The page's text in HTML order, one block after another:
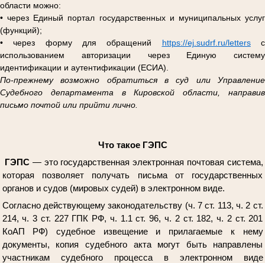
области можно:
• через Единый портал государственных и муниципальных услуг
(функций);
• через форму для обращений https://ej.sudrf.ru/lettersс
использованием авторизации через Единую систему
идентификации и аутентификации (ЕСИА).
По-прежнему возможно обратиться в суд или Управление
Судебного департамента в Кировской области, направив
письмо почтой или прийти лично.
Что такое ГЭПС
ГЭПС — это государственная электронная почтовая система,
которая позволяет получать письма от государственных
органов и судов (мировых судей) в электронном виде.
Согласно действующему законодательству (ч. 7 ст. 113, ч. 2 ст.
214, ч. 3 ст. 227 ГПК РФ, ч. 1.1 ст. 96, ч. 2 ст. 182, ч. 2 ст. 201
КоАП РФ) судебное извещение и прилагаемые к нему
документы, копия судебного акта могут быть направлены
участникам судебного процесса в электронном виде